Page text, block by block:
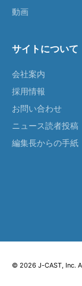
動画
サイトについて
会社案内
採用情報
お問い合わせ
ニュース読者投稿
編集長からの手紙
© 2026 J-CAST, Inc.